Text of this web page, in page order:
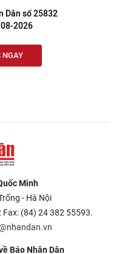
Dân số 25832
2026
NGAY
Minh
- Hà Nội
(84) 24 382 55593.
Báo Nhân Dân